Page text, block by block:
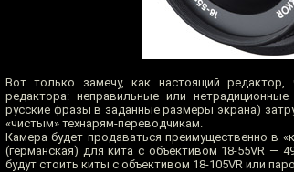
Вот только замечу, как настоящий редактор,
редактора: неправильные или
русские фразы в заданные размеры экрана)
«чистым» технарям-переводчикам.
Камера будет продаваться преимущественно в
(германская) для кита с объективом 18-55VR —
будут стоить киты с объективом 18-105VR или